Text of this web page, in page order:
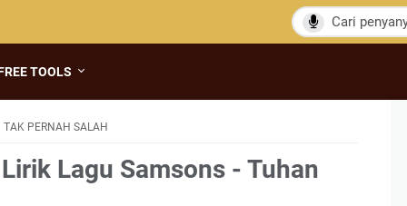
TOOLS
TAK PERNAH SALAH
Lagu Samsons - Tuhan